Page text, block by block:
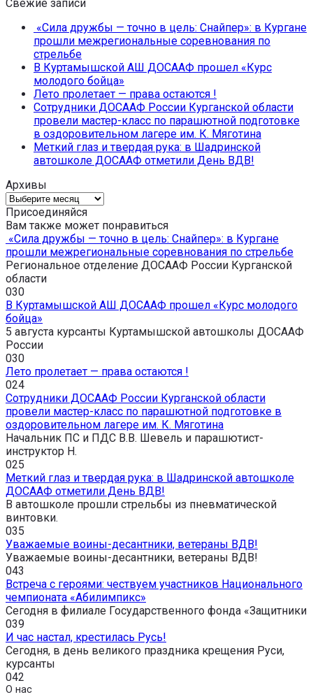
Свежие записи
«Сила дружбы — точно в цель: Снайпер»: в Кургане
прошли межрегиональные соревнования по
стрельбе
В Куртамышской АШ ДОСААФ прошел «Курс
молодого бойца»
Лето пролетает — права остаются !
Сотрудники ДОСААФ России Курганской области
провели мастер-класс по парашютной подготовке
в оздоровительном лагере им. К. Мяготина
Меткий глаз и твердая рука: в Шадринской
автошколе ДОСААФ отметили День ВДВ!
Архивы
Архивы
Присоединяйся
Вам также может понравиться
«Сила дружбы — точно в цель: Снайпер»: в Кургане
прошли межрегиональные соревнования по стрельбе
Региональное отделение ДОСААФ России Курганской
области
030
В Куртамышской АШ ДОСААФ прошел «Курс молодого
бойца»
5 августа курсанты Куртамышской автошколы ДОСААФ
России
030
Лето пролетает — права остаются !
024
Сотрудники ДОСААФ России Курганской области
провели мастер-класс по парашютной подготовке в
оздоровительном лагере им. К. Мяготина
Начальник ПС и ПДС В.В. Шевель и парашютист-
инструктор Н.
025
Меткий глаз и твердая рука: в Шадринской автошколе
ДОСААФ отметили День ВДВ!
В автошколе прошли стрельбы из пневматической
винтовки.
035
Уважаемые воины-десантники, ветераны ВДВ!
Уважаемые воины-десантники, ветераны ВДВ!
043
Встреча с героями: чествуем участников Национального
чемпионата «Абилимпикс»
Сегодня в филиале Государственного фонда «Защитники
039
И час настал, крестилась Русь!
Сегодня, в день великого праздника крещения Руси,
курсанты
042
О нас